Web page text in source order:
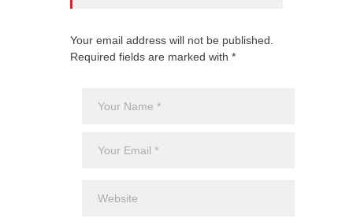
Your email address will not be published.
Required fields are marked with *